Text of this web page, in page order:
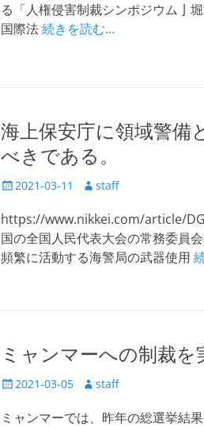
る「人権侵害制裁シンポジウム亅
国際法続きを読む…
海上保安庁に領域警備
べきである。
投
日
2021-03-11
投
者
staff
https://www.nikkei.com/article/
国の全国人民代表大会の常務委員
頻繁に活動する海警局の武器使用
ミャンマーへの制裁を
投
日
2021-03-05
投
者
staff
ミャンマーでは、昨年の総選挙結